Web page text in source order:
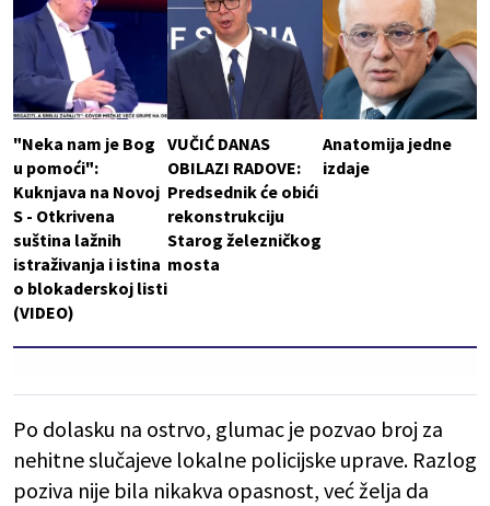
"Neka nam je Bog
u pomoći":
Kuknjava na Novoj
S - Otkrivena
suština lažnih
istraživanja i istina
o blokaderskoj listi
(VIDEO)
VUČIĆ DANAS
OBILAZI RADOVE:
Predsednik će obići
rekonstrukciju
Starog železničkog
mosta
Anatomija jedne
izdaje
Po dolasku na ostrvo, glumac je pozvao broj za
nehitne slučajeve lokalne policijske uprave. Razlog
poziva nije bila nikakva opasnost, već želja da